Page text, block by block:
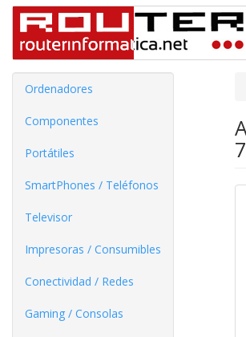
Ordenadores
Componentes
Portátiles
SmartPhones / Teléfonos
Televisor
Impresoras / Consumibles
Conectividad / Redes
Gaming / Consolas